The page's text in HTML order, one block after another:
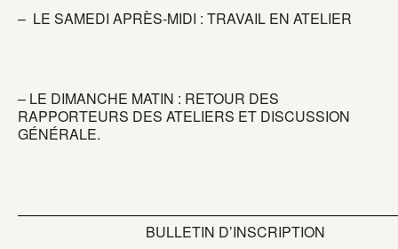
– LE SAMEDI APRÈS-MIDI : TRAVAIL EN ATELIER
– LE DIMANCHE MATIN : RETOUR DES
RAPPORTEURS DES ATELIERS ET DISCUSSION
GÉNÉRALE.
BULLETIN D’INSCRIPTION